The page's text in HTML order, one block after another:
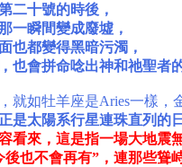
二十號的時後，
一瞬間變成廢墟，
也都變得黑暗污濁，
也會拼命唸出神和祂聖者
就如牡羊座是Aries一樣
正是太陽系行星連珠直列的
看來，這是指一場大地震
後也不會再有”，連那些聳